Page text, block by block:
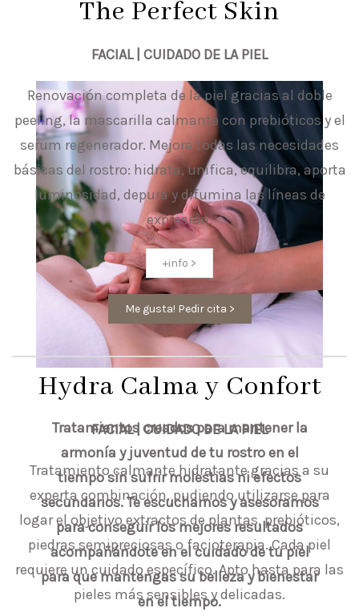
Tratamientos creados para mantener la
armonía y juventud de tu rostro en el
tiempo sin sufrir molestias ni efectos
secundarios. Te escuchamos y asesoramos
para conseguir los mejores resultados
acompañándote en el cuidado de tu piel
para que mantengas su belleza y bienestar
en el tiempo.
The Perfect Skin
FACIAL | CUIDADO DE LA PIEL
Renovación completa de la piel gracias al doble
peeling, la mascarilla calmante con prebióticos y el
serum regenerador. Mejora todas las necesidades
básicas del rostro: hidrata, unifica, equilibra, aporta
luminosidad, depura y difumina las líneas de
expresión.
+info >
Me gusta! Pedir cita >
Hydra Calma y Confort
FACIAL | CUIDADO DE LA PIEL
Tratamiento calmante hidratante gracias a su
experta combinación, pudiendo utilizarse para
logar el objetivo extractos de plantas, prebióticos,
piedras semipreciosas o facioterapia. Cada piel
requiere un cuidado específico. Apto hasta para las
pieles más sensibles y delicadas.